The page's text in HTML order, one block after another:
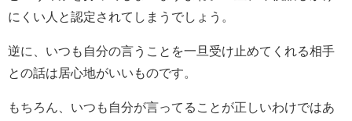
にくい人と認定されてしまうでしょう。
逆に、いつも自分の言うことを一旦受け止めてくれる相手
との話は居心地がいいものです。
もちろん、いつも自分が言ってることが正しいわけではあ